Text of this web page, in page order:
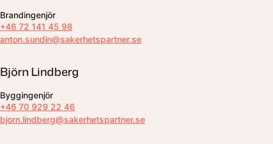
Brandingenjör
+46 72 141 45 98
anton.sundin@sakerhetspartner.se
Björn Lindberg
Byggingenjör
+46 70 929 22 46
bjorn.lindberg@sakerhetspartner.se